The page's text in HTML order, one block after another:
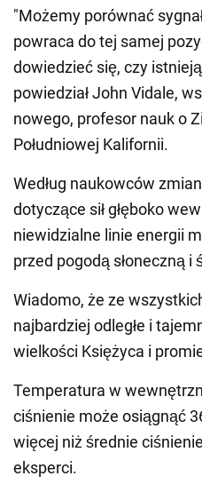
"Możemy porównać
powraca do tej samej
dowiedzieć się, czy
powiedział John Vidale,
nowego, profesor nauk o
Południowej Kalifornii.
Według naukowców
dotyczące sił głęboko
niewidzialne linie energii
przed pogodą słoneczną
Wiadomo, że ze
najbardziej odległe i
wielkości Księżyca i
Temperatura w
ciśnienie może osiągnąć
więcej niż średnie
eksperci.